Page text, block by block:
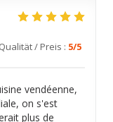
Qualität / Preis : 5/5
vendéenne,
on s'est
plus de